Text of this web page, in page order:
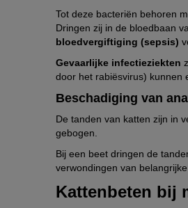
Tot deze bacteriën behoren
Dringen zij in de bloedbaan
bloedvergiftiging (sepsis)
Gevaarlijke infectieziekten
door het rabiësvirus) kunnen
Beschadiging van
De tanden van katten zijn in
gebogen.
Bij een beet dringen de
verwondingen van
Kattenbeten bij